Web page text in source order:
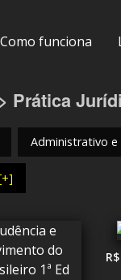
Como funciona
> Prática
Administrativo e